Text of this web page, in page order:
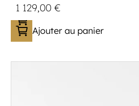
1 129,00€
Ajouter au panier